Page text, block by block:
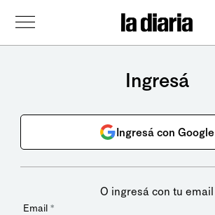
Ingresá
Ingresá con Google
O ingresá con tu email
Email *